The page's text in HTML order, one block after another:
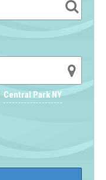
Central Park NY